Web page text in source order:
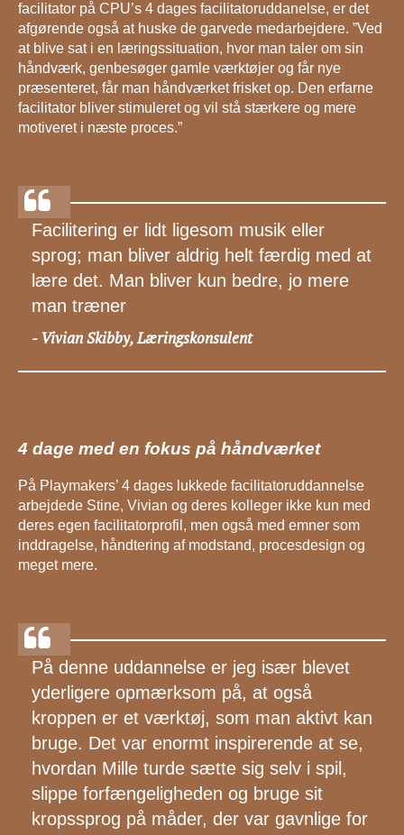
facilitator på CPU’s 4 dages facilitatoruddanelse, er det
afgørende også at huske de garvede medarbejdere. ”Ved
at blive sat i en læringssituation, hvor man taler om sin
håndværk, genbesøger gamle værktøjer og får nye
præsenteret, får man håndværket frisket op. Den erfarne
facilitator bliver stimuleret og vil stå stærkere og mere
motiveret i næste proces.”
Facilitering er lidt ligesom musik eller
sprog; man bliver aldrig helt færdig med at
lære det. Man bliver kun bedre, jo mere
man træner
-Vivian Skibby, Læringskonsulent
4 dage med en fokus på håndværket
På Playmakers’ 4 dages lukkede facilitatoruddannelse
arbejdede Stine, Vivian og deres kolleger ikke kun med
deres egen facilitatorprofil, men også med emner som
inddragelse, håndtering af modstand, procesdesign og
meget mere.
På denne uddannelse er jeg især blevet
yderligere opmærksom på, at også
kroppen er et værktøj, som man aktivt kan
bruge. Det var enormt inspirerende at se,
hvordan Mille turde sætte sig selv i spil,
slippe forfængeligheden og bruge sit
kropssprog på måder, der var gavnlige for